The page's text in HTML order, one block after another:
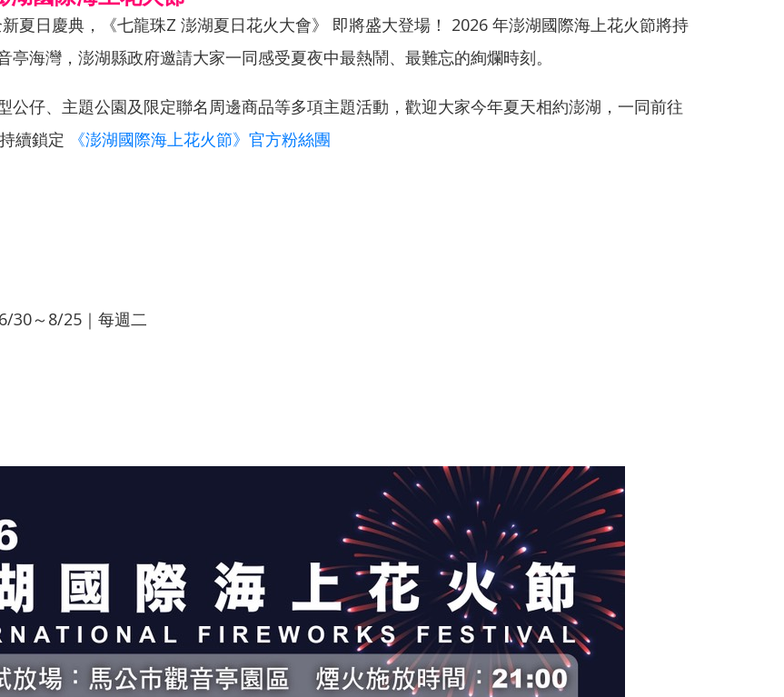
夏日慶典，《七龍珠Z 澎湖夏日花火大會》 即將盛大登場！ 2026 年澎湖國際海上花火節將持
海灣，澎湖縣政府邀請大家一同感受夏夜中最熱鬧、最難忘的絢爛時刻。
仔、主題公園及限定聯名周邊商品等多項主題活動，歡迎大家今年夏天相約澎湖，一同前往
續鎖定
《澎湖國際海上花火節》官方粉絲團
30～8/25｜每週二